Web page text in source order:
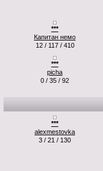
***
Капитан немо
12 / 117 / 410
***
picha
0 / 35 / 92
***
alexmestovka
3 / 21 / 130